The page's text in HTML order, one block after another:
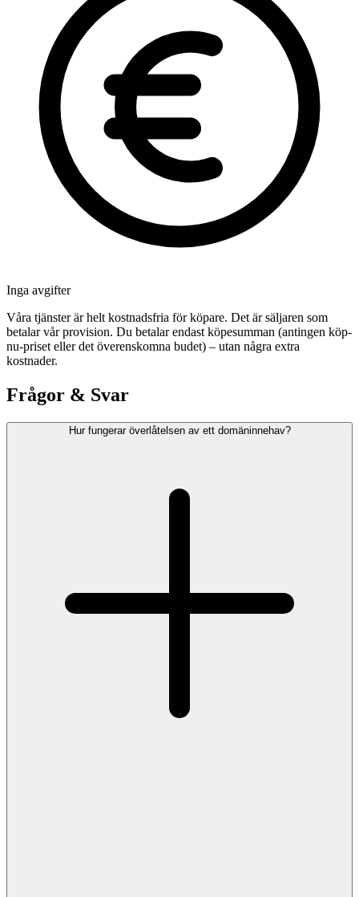
Inga avgifter
Våra tjänster är helt kostnadsfria för köpare. Det är säljaren som
betalar vår provision. Du betalar endast köpesumman (antingen köp-
nu-priset eller det överenskomna budet) – utan några extra
kostnader.
Frågor & Svar
Hur fungerar överlåtelsen av ett domäninnehav?